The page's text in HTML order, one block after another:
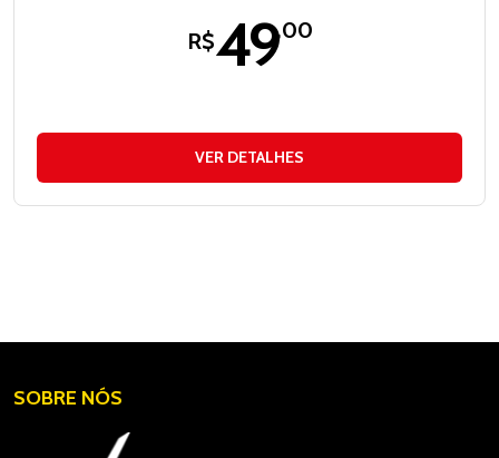
R$49,00
VER DETALHES
SOBRE NÓS